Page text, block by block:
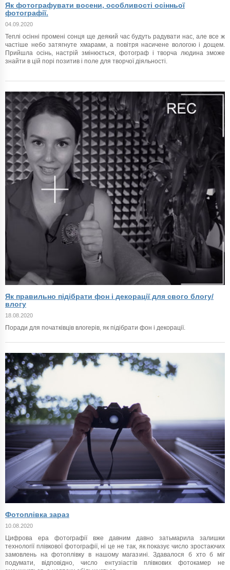
Як фотографувати восени, особливості осінньої
фотографії.
04.09.2020
Теплі осінні промені сонця ще деякий час будуть радувати нас, але все ж
частіше небо затягнуте хмарами, а повітря насичене вологою і дощем.
Прийшла осінь, настрій змінюється, фотограф і творча людина зможе
знайти в цій порі позитив і поле для творчої діяльності.
Як правильно підібрати фон і декорації для свого блогу/
влогу
18.08.2020
Поради для початківців влогерів, як підібрати фон і декорації.
Фотоплівка зараз
10.08.2020
Цифрова ера фотографії вже давним давно затьмарила залишки
технології плівкової фотографії, ні це не так, як показує число зростаючих
замовлень на фотоплівку в нашому магазині. Здавалося б хто б міг
подумати, відповідно, число ентузіастів плівкових фотокамер не